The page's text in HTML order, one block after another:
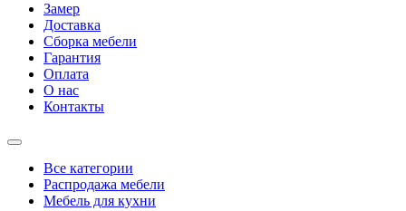
Замер
Доставка
Сборка мебели
Гарантия
Оплата
О нас
Контакты
Все категории
Распродажа мебели
Мебель для кухни